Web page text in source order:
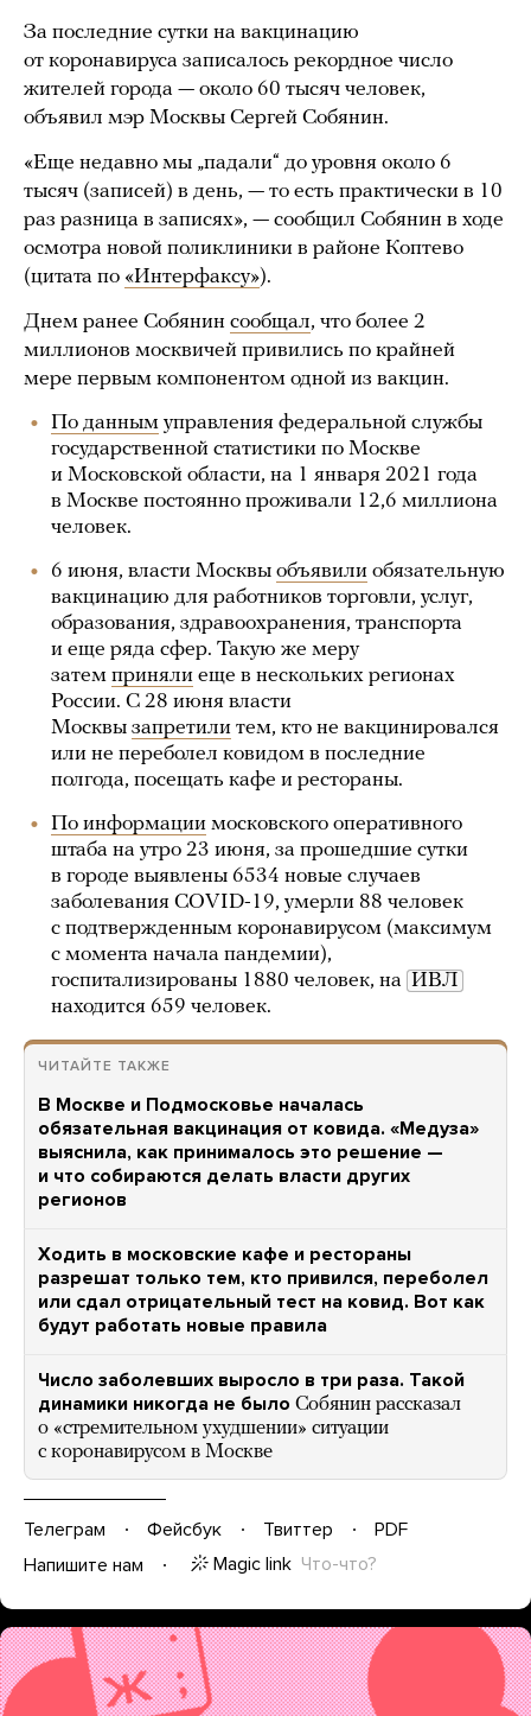
За последние сутки на вакцинацию
от коронавируса записалось рекордное число
жителей города — около 60 тысяч человек,
объявил мэр Москвы Сергей Собянин.
«Еще недавно мы „падали“ до уровня около 6
тысяч (записей) в день, — то есть практически в 10
раз разница в записях», — сообщил Собянин в ходе
осмотра новой поликлиники в районе Коптево
(цитата по «Интерфаксу»).
Днем ранее Собянин сообщал, что более 2
миллионов москвичей привились по крайней
мере первым компонентом одной из вакцин.
По данным управления федеральной службы
государственной статистики по Москве
и Московской области, на 1 января 2021 года
в Москве постоянно проживали 12,6 миллиона
человек.
6 июня, власти Москвы объявили обязательную
вакцинацию для работников торговли, услуг,
образования, здравоохранения, транспорта
и еще ряда сфер. Такую же меру
затем приняли еще в нескольких регионах
России. С 28 июня власти
Москвы запретили тем, кто не вакцинировался
или не переболел ковидом в последние
полгода, посещать кафе и рестораны.
По информации московского оперативного
штаба на утро 23 июня, за прошедшие сутки
в городе выявлены 6534 новые случаев
заболевания COVID-19, умерли 88 человек
с подтвержденным коронавирусом (максимум
с момента начала пандемии),
госпитализированы 1880 человек, на ИВЛ
находится 659 человек.
ЧИТАЙТЕ ТАКЖЕ
В Москве и Подмосковье началась
обязательная вакцинация от ковида. «Медуза»
выяснила, как принималось это решение —
и что собираются делать власти других
регионов
Ходить в московские кафе и рестораны
разрешат только тем, кто привился, переболел
или сдал отрицательный тест на ковид. Вот как
будут работать новые правила
Число заболевших выросло в три раза. Такой
динамики никогда не было Собянин рассказал
о «стремительном ухудшении» ситуации
с коронавирусом в Москве
Телеграм Фейсбук Твиттер
PDF
Напишите нам
Magic link Что-что?